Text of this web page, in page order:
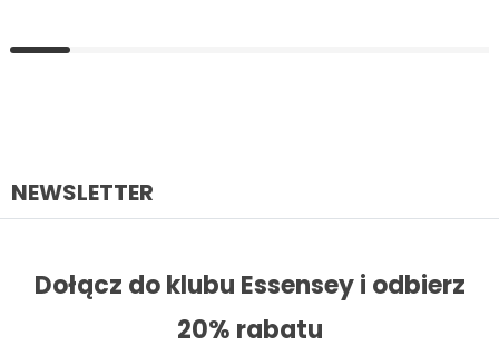
NEWSLETTER
Dołącz do klubu Essensey i odbierz
20% rabatu